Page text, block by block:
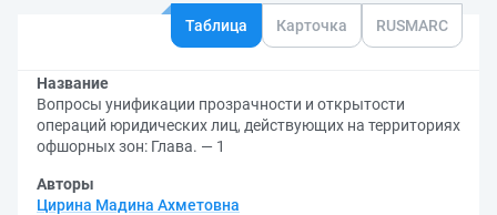
Таблица Карточка RUSMARC
Название
Вопросы унификации прозрачности и открытости
операций юридических лиц, действующих на территориях
офшорных зон: Глава. — 1
Авторы
Цирина Мадина Ахметовна